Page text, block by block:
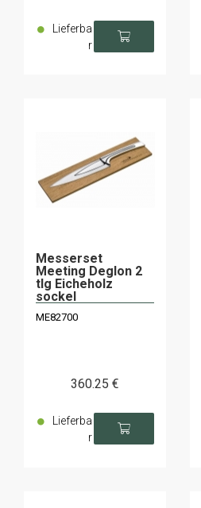
Lieferba
r
Messerset
Meeting Deglon 2
tlg Eicheholz
sockel
ME82700
360.25 €
Lieferba
r